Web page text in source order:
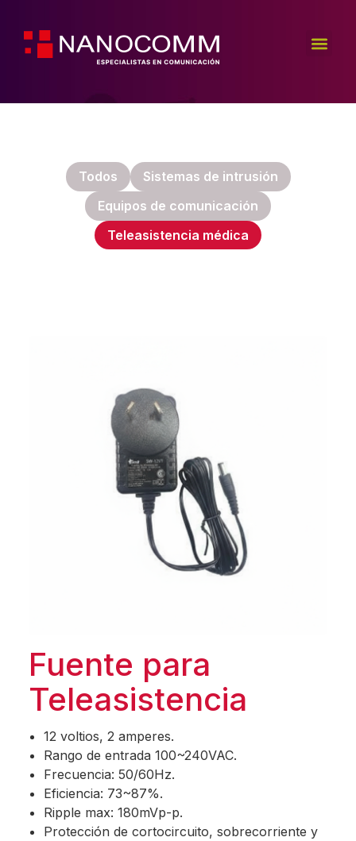
Todos
Sistemas de intrusión
Equipos de comunicación
Teleasistencia médica
Fuente para
Teleasistencia
12 voltios, 2 amperes.
Rango de entrada 100~240VAC.
Frecuencia: 50/60Hz.
Eficiencia: 73~87%.
Ripple max: 180mVp-p.
Protección de cortocircuito, sobrecorriente y